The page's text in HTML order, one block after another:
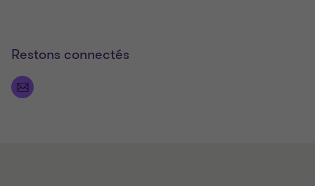
Restons connectés